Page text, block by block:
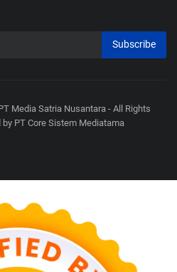
Subscribe
Media Satria Nusantara - All Rights
PT Core Sistem Mediatama